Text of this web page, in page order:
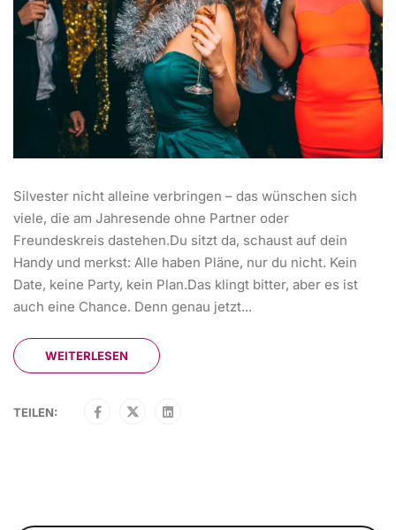
Silvester nicht alleine verbringen – das wünschen sich
viele, die am Jahresende ohne Partner oder
Freundeskreis dastehen.Du sitzt da, schaust auf dein
Handy und merkst: Alle haben Pläne, nur du nicht. Kein
Date, keine Party, kein Plan.Das klingt bitter, aber es ist
auch eine Chance. Denn genau jetzt...
WEITERLESEN
TEILEN: